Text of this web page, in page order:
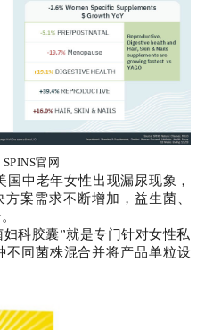
官网
中老年女性出现漏尿现象，
案需求不断增加，益生菌、
科胶囊”就是专门针对女性私
不同菌株混合并将产品单粒设